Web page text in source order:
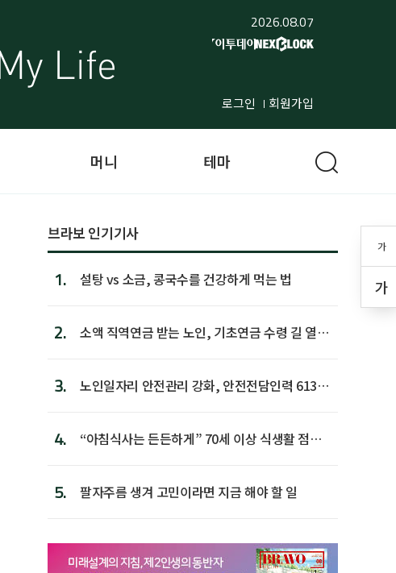
2026.08.07
로그인 회원가입
가
가
머니 테마
브라보 인기기사
1. 설탕 vs 소금, 콩국수를 건강하게 먹는 법
2.
소액 직역연금 받는 노인, 기초연금 수령 길 열린
3.
노인일자리 안전관리 강화, 안전전담인력 613명
4.
“아침식사는 든든하게” 70세 이상 식생활 점수
5. 팔자주름 생겨 고민이라면 지금 해야 할 일